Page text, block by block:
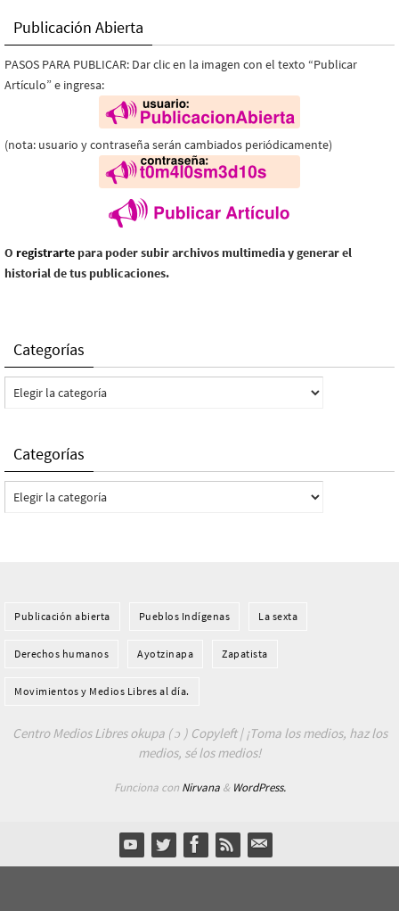
Publicación Abierta
PASOS PARA PUBLICAR: Dar clic en la imagen con el texto “Publicar
Artículo” e ingresa:
(nota: usuario y contraseña serán cambiados periódicamente)
O registrarte para poder subir archivos multimedia y generar el
historial de tus publicaciones.
Categorías
Categorías
Categorías
Categorías
Publicación abierta Pueblos Indí­genas La sexta
Derechos humanos Ayotzinapa Zapatista
Movimientos y Medios Libres al día.
Centro Medios Libres okupa ( ɔ ) Copyleft | ¡Toma los medios, haz los
medios, sé los medios!
Funciona con Nirvana& WordPress.